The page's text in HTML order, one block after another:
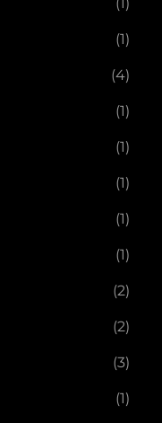
(1)
(4)
(1)
(1)
(1)
(1)
(1)
(2)
(2)
(3)
(1)